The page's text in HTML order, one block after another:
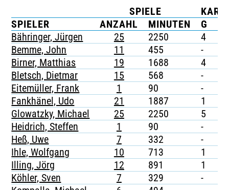
TICKETING
SPIELE
SPIELER
ANZAHL MINUTEN G
Bähringer, Jürgen
25 2250 4
Bemme, John
11 455 -
Birner, Matthias
19 1688 4
Bletsch, Dietmar
15 568 -
Eitemüller, Frank
1 90 -
Fankhänel, Udo
21 1887 1
Glowatzky, Michael
25 2250 5
Heidrich, Steffen
1 90 -
Heß, Uwe
7 332 -
Ihle, Wolfgang
10 713 1
Illing, Jörg
12 891 1
Köhler, Sven
7 329 -